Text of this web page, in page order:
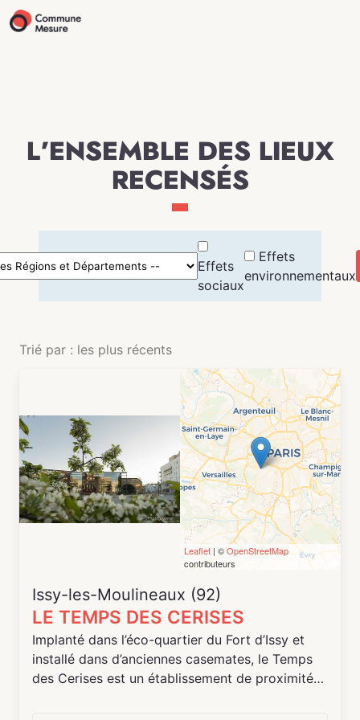
L’ENSEMBLE DES LIEUX
RECENSÉS
Effets
sociaux
Effets
environnementaux
Trié par : les plus récents
Leaflet | ©OpenStreetMap
contributeurs
Issy-les-Moulineaux (92)
LE TEMPS DES CERISES
Implanté dans l’éco-quartier du Fort d’Issy et
installé dans d’anciennes casemates, le Temps
des Cerises est un établissement de proximité